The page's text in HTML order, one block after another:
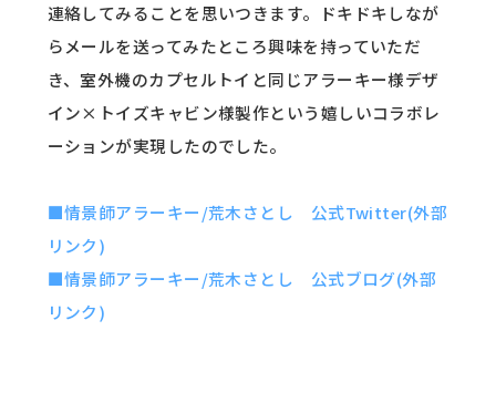
連絡してみることを思いつきます。ドキドキしなが
らメールを送ってみたところ興味を持っていただ
き、室外機のカプセルトイと同じアラーキー様デザ
イン×トイズキャビン様製作という嬉しいコラボレ
ーションが実現したのでした。
■情景師アラーキー/荒木さとし 公式Twitter(外部
リンク)
■情景師アラーキー/荒木さとし 公式ブログ(外部
リンク)